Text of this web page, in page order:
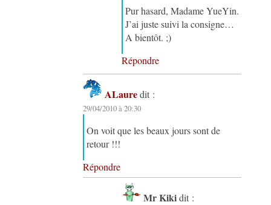
Pur hasard, Madame YueYin.
J’ai juste suivi la consigne…
A bientôt. ;)
Répondre
ALaure dit :
29/04/2010 à 20:30
On voit que les beaux jours sont de
retour !!!
Répondre
Mr Kiki dit :